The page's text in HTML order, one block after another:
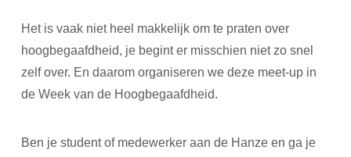
Het is vaak niet heel makkelijk om te praten over
hoogbegaafdheid, je begint er misschien niet zo snel
zelf over. En daarom organiseren we deze meet-up in
de Week van de Hoogbegaafdheid.
Ben je student of medewerker aan de Hanze en ga je